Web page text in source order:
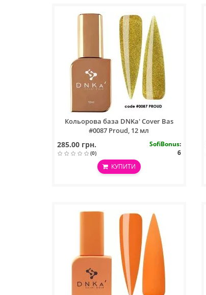
Кольорова база DNKa' Cover Bas
#0087 Proud, 12 мл
285.00 грн.
(0)
SofiBonus:
6
КУПИТИ